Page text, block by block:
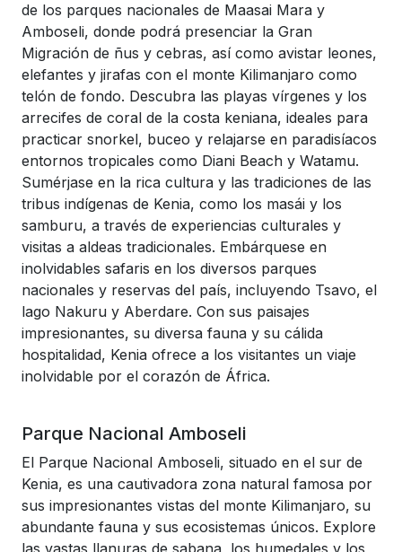
de los parques nacionales de Maasai Mara y
Amboseli, donde podrá presenciar la Gran
Migración de ñus y cebras, así como avistar leones,
elefantes y jirafas con el monte Kilimanjaro como
telón de fondo. Descubra las playas vírgenes y los
arrecifes de coral de la costa keniana, ideales para
practicar snorkel, buceo y relajarse en paradisíacos
entornos tropicales como Diani Beach y Watamu.
Sumérjase en la rica cultura y las tradiciones de las
tribus indígenas de Kenia, como los masái y los
samburu, a través de experiencias culturales y
visitas a aldeas tradicionales. Embárquese en
inolvidables safaris en los diversos parques
nacionales y reservas del país, incluyendo Tsavo, el
lago Nakuru y Aberdare. Con sus paisajes
impresionantes, su diversa fauna y su cálida
hospitalidad, Kenia ofrece a los visitantes un viaje
inolvidable por el corazón de África.
Parque Nacional Amboseli
El Parque Nacional Amboseli, situado en el sur de
Kenia, es una cautivadora zona natural famosa por
sus impresionantes vistas del monte Kilimanjaro, su
abundante fauna y sus ecosistemas únicos. Explore
las vastas llanuras de sabana, los humedales y los